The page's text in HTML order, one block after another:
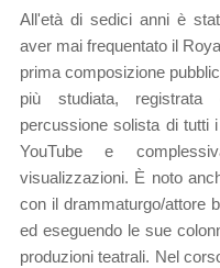
All'età di sedici anni è
aver mai frequentato il
prima composizione
più studiata, registrata
percussione solista di tutti
YouTube e
visualizzazioni. È noto
con il drammaturgo/attore
ed eseguendo le sue
produzioni teatrali. Nel